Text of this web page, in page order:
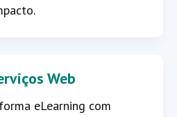
Web
eLearning com